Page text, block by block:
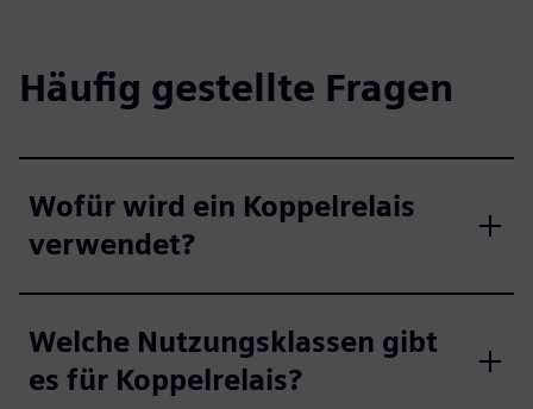
Häufig gestellte Fragen
Wofür wird ein Koppelrelais
verwendet?
Welche Nutzungsklassen gibt
es für Koppelrelais?